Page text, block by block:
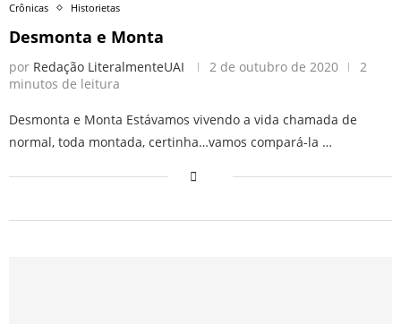
Crônicas Historietas
Desmonta e Monta
por Redação LiteralmenteUAI 2 de outubro de 2020
2
minutos de leitura
Desmonta e Monta Estávamos vivendo a vida chamada de
normal, toda montada, certinha…vamos compará-la …